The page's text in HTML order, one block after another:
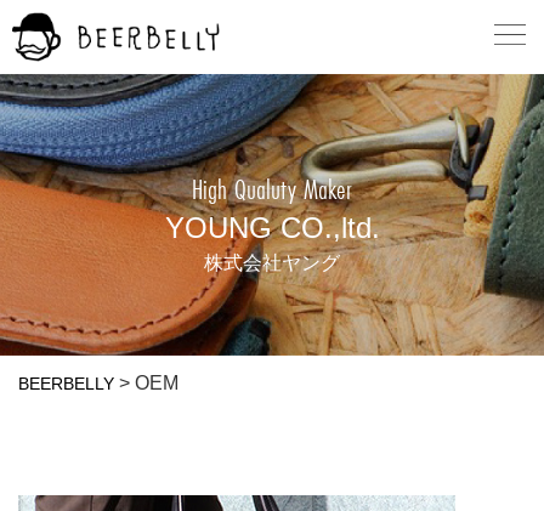
High Qualuty Maker
YOUNG CO.,ltd.
株式会社ヤング
BEERBELLY > OEM